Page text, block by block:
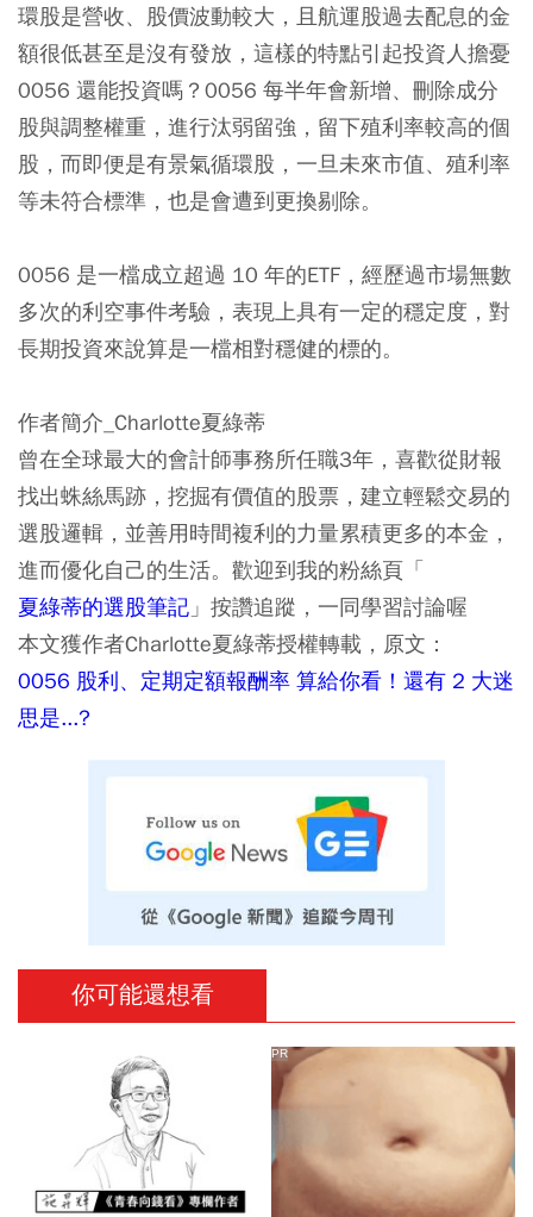
環股是營收、股價波動較大，且航運股過去配息的金
額很低甚至是沒有發放，這樣的特點引起投資人擔憂
0056 還能投資嗎？0056 每半年會新增、刪除成分
股與調整權重，進行汰弱留強，留下殖利率較高的個
股，而即便是有景氣循環股，一旦未來市值、殖利率
等未符合標準，也是會遭到更換剔除。
0056 是一檔成立超過 10 年的ETF，經歷過市場無數
多次的利空事件考驗，表現上具有一定的穩定度，對
長期投資來說算是一檔相對穩健的標的。
作者簡介_Charlotte夏綠蒂
曾在全球最大的會計師事務所任職3年，喜歡從財報
找出蛛絲馬跡，挖掘有價值的股票，建立輕鬆交易的
選股邏輯，並善用時間複利的力量累積更多的本金，
進而優化自己的生活。歡迎到我的粉絲頁「
夏綠蒂的選股筆記 」按讚追蹤，一同學習討論喔
本文獲作者Charlotte夏綠蒂授權轉載，原文：
0056 股利、定期定額報酬率 算給你看！還有 2 大迷
思是...?
你可能還想看
PR